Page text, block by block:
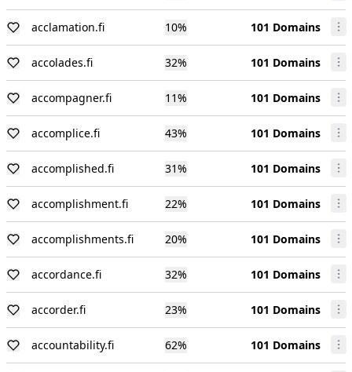
acclamation.fi 10% 101 Domains
accolades.fi 32% 101 Domains
accompagner.fi 11% 101 Domains
accomplice.fi 43% 101 Domains
accomplished.fi 31% 101 Domains
accomplishment.fi 22% 101 Domains
accomplishments.fi 20% 101 Domains
accordance.fi 32% 101 Domains
accorder.fi 23% 101 Domains
accountability.fi 62% 101 Domains